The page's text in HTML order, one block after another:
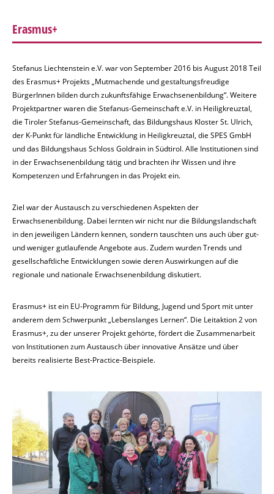
Erasmus+
Stefanus Liechtenstein e.V. war von September 2016 bis August 2018 Teil
des Erasmus+ Projekts „Mutmachende und gestaltungsfreudige
BürgerInnen bilden durch zukunftsfähige Erwachsenenbildung“. Weitere
Projektpartner waren die Stefanus-Gemeinschaft e.V. in Heiligkreuztal,
die Tiroler Stefanus-Gemeinschaft, das Bildungshaus Kloster St. Ulrich,
der K-Punkt für ländliche Entwicklung in Heiligkreuztal, die SPES GmbH
und das Bildungshaus Schloss Goldrain in Südtirol. Alle Institutionen sind
in der Erwachsenenbildung tätig und brachten ihr Wissen und ihre
Kompetenzen und Erfahrungen in das Projekt ein.
Ziel war der Austausch zu verschiedenen Aspekten der
Erwachsenenbildung. Dabei lernten wir nicht nur die Bildungslandschaft
in den jeweiligen Ländern kennen, sondern tauschten uns auch über gut-
und weniger gutlaufende Angebote aus. Zudem wurden Trends und
gesellschaftliche Entwicklungen sowie deren Auswirkungen auf die
regionale und nationale Erwachsenenbildung diskutiert.
Erasmus+ ist ein EU-Programm für Bildung, Jugend und Sport mit unter
anderem dem Schwerpunkt „Lebenslanges Lernen“. Die Leitaktion 2 von
Erasmus+, zu der unserer Projekt gehörte, fördert die Zusammenarbeit
von Institutionen zum Austausch über innovative Ansätze und über
bereits realisierte Best-Practice-Beispiele.